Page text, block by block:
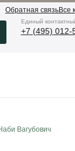
Обратная связьВсе
Eдиный
+7 (495) 012-
Вагубович